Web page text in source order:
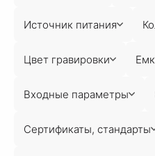
Источник питания
Цвет гравировки
Входные параметры
Сертификаты, стандарты